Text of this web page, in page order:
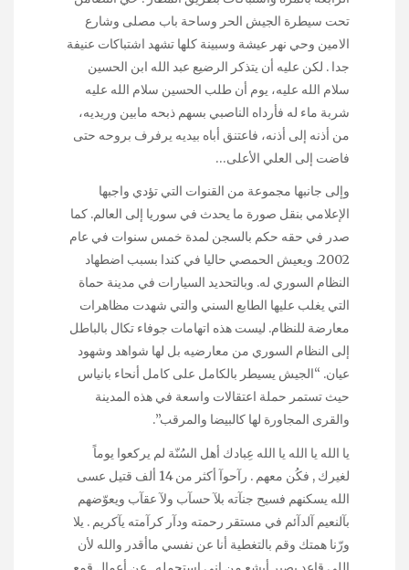
تحت سيطرة الجيش الحر وساحة باب مصلى وشارع
الامين وحي نهر عيشة وسبينة كلها تشهد اشتباكات عنيفة
جدا . لكن عليه أن يتذكر الرضيع عبد الله ابن الحسين
سلام الله عليه، يوم أن طلب الحسين سلام الله عليه
شربة ماء له فأرداه الناصبي بسهم ذبحه مابين وريديه،
من أذنه إلى أذنه، فاعتنق أباه بيديه يرفرف بروحه حتى
فاضت إلى العلي الأعلى…
وإلى جانبها مجموعة من القنوات التي تؤدي واجبها
الإعلامي بنقل صورة ما يحدث في سوريا إلى العالم. كما
صدر في حقه حكم بالسجن لمدة خمس سنوات في عام
2002. ويعيش الحمصي حاليا في كندا بسبب اضطهاد
النظام السوري له. وبالتحديد السيارات في مدينة حماة
التي يغلب عليها الطابع السني والتي شهدت مظاهرات
معارضة للنظام. ليست هذه اتهامات جوفاء تكال بالباطل
إلى النظام السوري من معارضيه بل لها شواهد وشهود
عيان. “الجيش يسيطر بالكامل على كامل أنحاء بانياس
حيث تستمر حملة اعتقالات واسعة في هذه المدينة
والقرى المجاورة لها كالبيضا والمرقب”.
يا الله يا الله يا الله عِبادك أهل السُنّة لم يركعوا يوماً
لغيرك , فكُن معهم . رآحوآ أكثر من 14 ألف قتيل عسى
الله يسكنهم فسيح جنآته بلآ حسآب ولآ عقآب ويعوّضهم
بآلنعيم آلدآئم في مستقر رحمته ودآر كرآمته يآكريم . يلا
ورّنا همتك وقم بالتغطية أنا عن نفسي ماأقدر والله لأن